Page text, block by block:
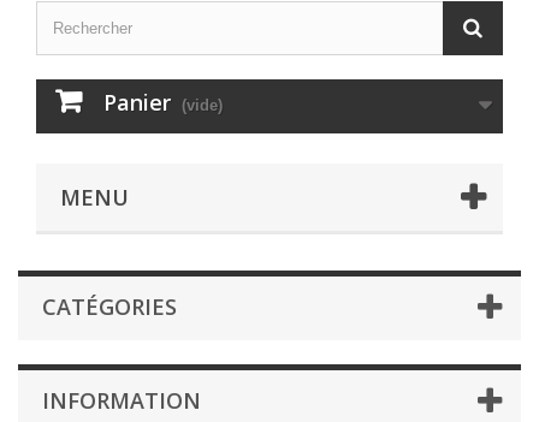
Panier (vide)
MENU
CATÉGORIES
INFORMATION